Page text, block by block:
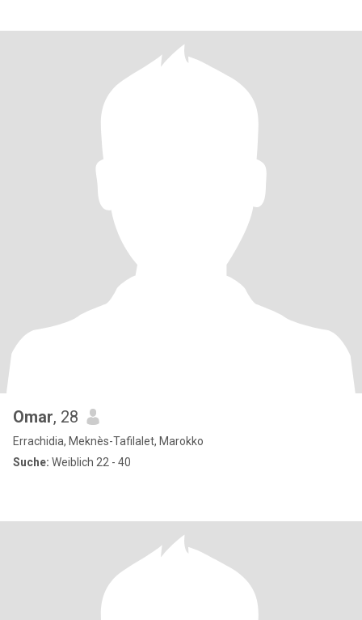
Omar, 28
Errachidia, Meknès-Tafilalet, Marokko
Suche: Weiblich 22 - 40